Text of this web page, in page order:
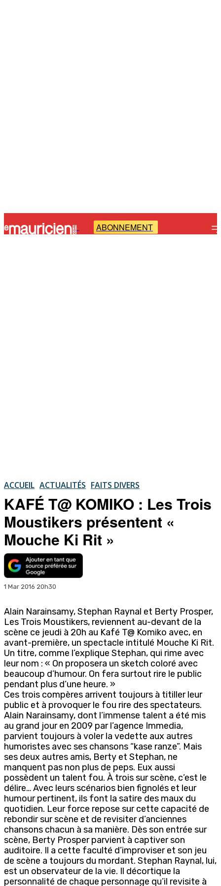
- ABONNEMENT
ACCUEIL ACTUALITÉS FAITS DIVERS
KAFÉ T@ KOMIKO : Les Trois
Moustikers présentent «
Mouche Ki Rit »
1 Mar 2016 20h30
Alain Narainsamy, Stephan Raynal et Berty Prosper,
Les Trois Moustikers, reviennent au-devant de la
scène ce jeudi à 20h au Kafé T@ Komiko avec, en
avant-première, un spectacle intitulé Mouche Ki Rit.
Un titre, comme l’explique Stephan, qui rime avec
leur nom : « On proposera un sketch coloré avec
beaucoup d’humour. On fera surtout rire le public
pendant plus d’une heure. »
Ces trois compères arrivent toujours à titiller leur
public et à provoquer le fou rire des spectateurs.
Alain Narainsamy, dont l’immense talent a été mis
au grand jour en 2009 par l’agence Immedia,
parvient toujours à voler la vedette aux autres
humoristes avec ses chansons “kase ranze”. Mais
ses deux autres amis, Berty et Stephan, ne
manquent pas non plus de peps. Eux aussi
possèdent un talent fou. À trois sur scène, c’est le
délire… Avec leurs scénarios bien fignolés et leur
humour pertinent, ils font la satire des maux du
quotidien. Leur force repose sur cette capacité de
rebondir sur scène et de revisiter d’anciennes
chansons chacun à sa manière. Dès son entrée sur
scène, Berty Prosper parvient à captiver son
auditoire. Il a cette faculté d’improviser et son jeu
de scène a toujours du mordant. Stephan Raynal, lui,
est un observateur de la vie. Il décortique la
personnalité de chaque personnage qu’il revisite à